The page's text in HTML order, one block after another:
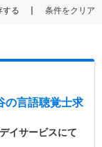
する 条件をクリア
の言語聴覚士求
イサービスにて